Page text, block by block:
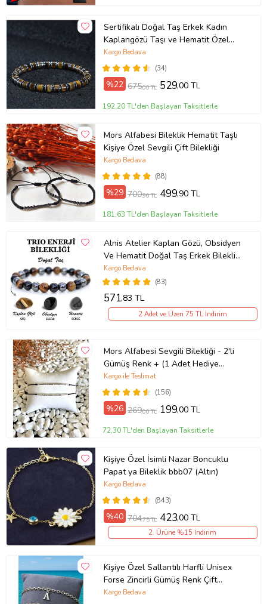
Sertifikalı Doğal Taş Erkek Kadın
Kaplangözü Taşı ve Hematit Özel
Tasarım Hediye 6mm Bileklik
(34)
Kargo Bedava
%22 675,00 TL 529,00 TL
192,20 TL'den Başlayan Taksitlerle
Mors Alfabesi Bileklik Hematit Taşlı
Kişiye Özel Sevgili Çift Bilekliği
(88)
Kargo Bedava
%29 700,90 TL 499,90 TL
181,63 TL'den Başlayan Taksitlerle
Alnis Atelier Kaplan Gözü, Obsidyen
Ve Hematit Doğal Taş Erkek Bileklik
(KAHVE-BRONZ)
(83)
Kargo Bedava
571,83 TL
2 Adet ve Üzeri 75 TL İndirim
Mors Alfabesi Sevgili Bilekliği - 2'li
Gümüş Renk + (1 Adet Hediye
Bileklik)
(156)
Kargo ile Teslimat
%26 269,00 TL 199,00 TL
72,30 TL'den Başlayan Taksitlerle
Kişiye Özel İsimli Nazar Boncuklu
Papat ya Bileklik bbb07 (Altın)
(843)
Kargo Bedava
%40 704,75 TL 423,00 TL
2. Ürüne %15 İndirim
Kişiye Özel Sallantılı Harfli Unisex
Forse Zincirli Gümüş Renk Çift
Bilekliği eck09c (Metal)
Kargo Bedava